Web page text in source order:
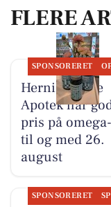
FLERE
SPONSORERET
Herning Løve
Apotek har
pris på
til og med 26.
august
SPONSORERET